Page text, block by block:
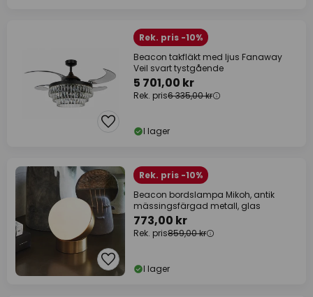
Rek. pris -10%
Beacon takfläkt med ljus Fanaway
Veil svart tystgående
5 701,00 kr
Rek. pris6 335,00 kr
I lager
Rek. pris -10%
Beacon bordslampa Mikoh, antik
mässingsfärgad metall, glas
773,00 kr
Rek. pris859,00 kr
I lager